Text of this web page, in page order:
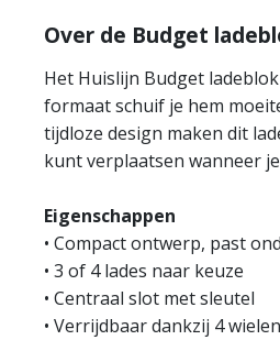
Over de Budget
Het Huislijn Budget
formaat schuif je hem
tijdloze design maken dit
kunt verplaatsen wanneer
Eigenschappen
• Compact ontwerp, past
• 3 of 4 lades naar keuze
• Centraal slot met sleutel
• Verrijdbaar dankzij 4